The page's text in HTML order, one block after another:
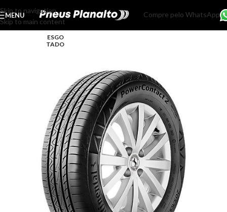
Skip to navigation
Skip to main content
MENU Compre pelo WhatsApp
ESGO
TADO